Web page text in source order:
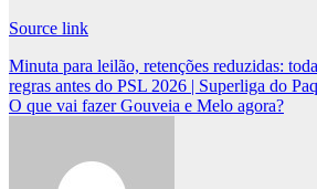
Source link
Post
navigation
Minuta para leilão, retenções reduzidas:
regras antes do PSL 2026 | Superliga do
O que vai fazer Gouveia e Melo agora?